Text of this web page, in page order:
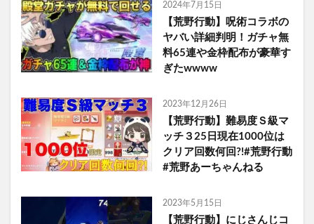
2024年7月15日
【荒野行動】呪術コラボの
ヤバい詳細判明！ガチャ無
料65連や金枠配布が豪華す
ぎたwwww
2023年12月26日
【荒野行動】難易度Ｓ級マ
ッチ３25日現在1000位は
クリア回数何回?!#荒野行動
#荒野あーちゃんねる
2023年5月15日
【荒野行動】にじさんじコ